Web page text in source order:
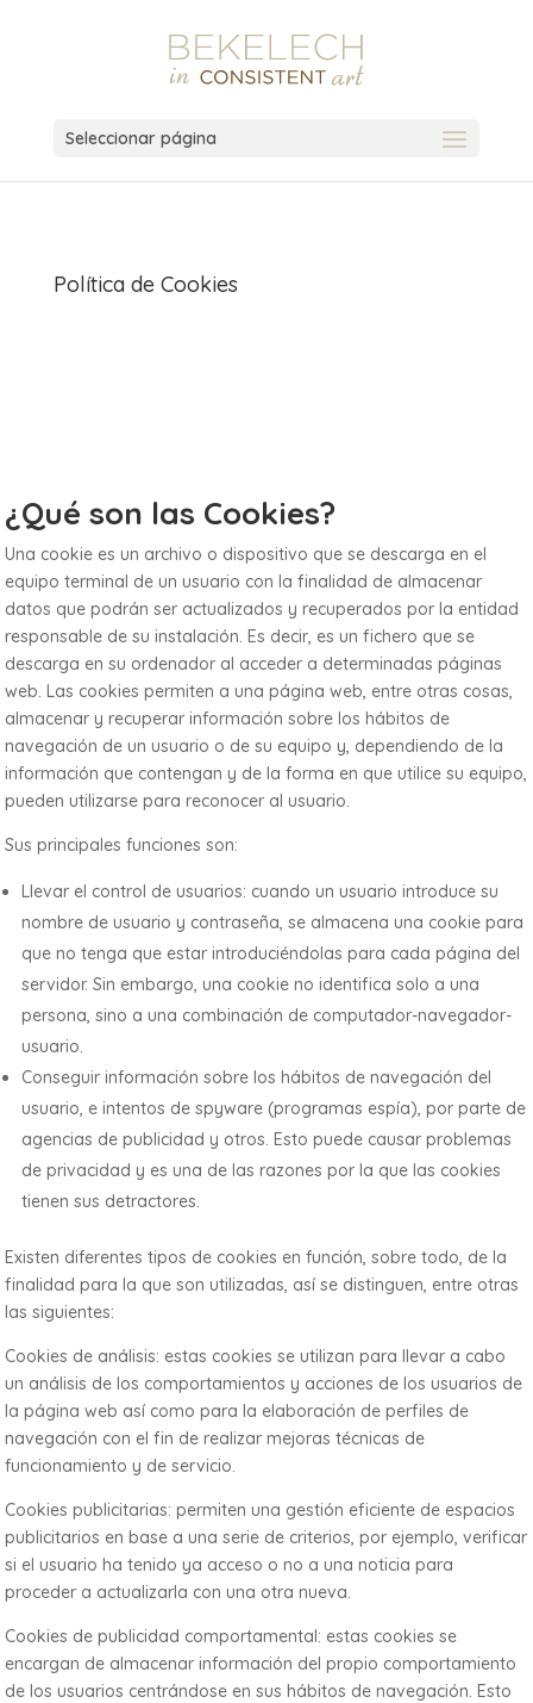
Seleccionar página
Política de Cookies
¿Qué son las Cookies?
Una cookie es un archivo o dispositivo que se descarga en el
equipo terminal de un usuario con la finalidad de almacenar
datos que podrán ser actualizados y recuperados por la entidad
responsable de su instalación. Es decir, es un fichero que se
descarga en su ordenador al acceder a determinadas páginas
web. Las cookies permiten a una página web, entre otras cosas,
almacenar y recuperar información sobre los hábitos de
navegación de un usuario o de su equipo y, dependiendo de la
información que contengan y de la forma en que utilice su equipo,
pueden utilizarse para reconocer al usuario.
Sus principales funciones son:
Llevar el control de usuarios: cuando un usuario introduce su
nombre de usuario y contraseña, se almacena una cookie para
que no tenga que estar introduciéndolas para cada página del
servidor. Sin embargo, una cookie no identifica solo a una
persona, sino a una combinación de computador-navegador-
usuario.
Conseguir información sobre los hábitos de navegación del
usuario, e intentos de spyware (programas espía), por parte de
agencias de publicidad y otros. Esto puede causar problemas
de privacidad y es una de las razones por la que las cookies
tienen sus detractores.
Existen diferentes tipos de cookies en función, sobre todo, de la
finalidad para la que son utilizadas, así se distinguen, entre otras
las siguientes:
Cookies de análisis: estas cookies se utilizan para llevar a cabo
un análisis de los comportamientos y acciones de los usuarios de
la página web así como para la elaboración de perfiles de
navegación con el fin de realizar mejoras técnicas de
funcionamiento y de servicio.
Cookies publicitarias: permiten una gestión eficiente de espacios
publicitarios en base a una serie de criterios, por ejemplo, verificar
si el usuario ha tenido ya acceso o no a una noticia para
proceder a actualizarla con una otra nueva.
Cookies de publicidad comportamental: estas cookies se
encargan de almacenar información del propio comportamiento
de los usuarios centrándose en sus hábitos de navegación. Esto